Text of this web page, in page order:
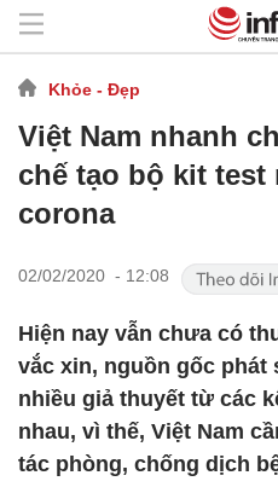
Khỏe - Đẹp
Việt Nam nhanh
chế tạo bộ kit test
corona
02/02/2020 - 12:08
Hiện nay vẫn chưa có
vắc xin, nguồn gốc phát
nhiều giả thuyết từ các
nhau, vì thế, Việt Nam
tác phòng, chống dịch